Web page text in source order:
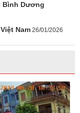
Bình Dương
Nam 26/01/2026